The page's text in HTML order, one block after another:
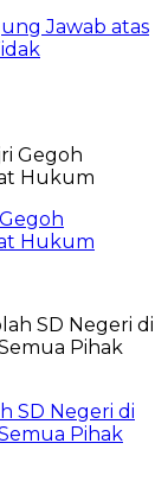
Jawab atas
Hukum
SD Negeri di
Pihak